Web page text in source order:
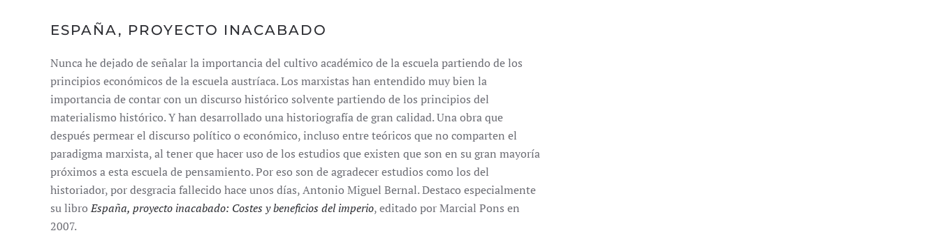
ESPAÑA, PROYECTO INACABADO
Nunca he dejado de señalar la importancia del cultivo académico de la escuela partiendo de los
principios económicos de la escuela austríaca. Los marxistas han entendido muy bien la
importancia de contar con un discurso histórico solvente partiendo de los principios del
materialismo histórico. Y han desarrollado una historiografía de gran calidad. Una obra que
después permear el discurso político o económico, incluso entre teóricos que no comparten el
paradigma marxista, al tener que hacer uso de los estudios que existen que son en su gran mayoría
próximos a esta escuela de pensamiento. Por eso son de agradecer estudios como los del
historiador, por desgracia fallecido hace unos días, Antonio Miguel Bernal. Destaco especialmente
su libroEspaña, proyecto inacabado: Costes y beneficios del imperio, editado por Marcial Pons en
2007.